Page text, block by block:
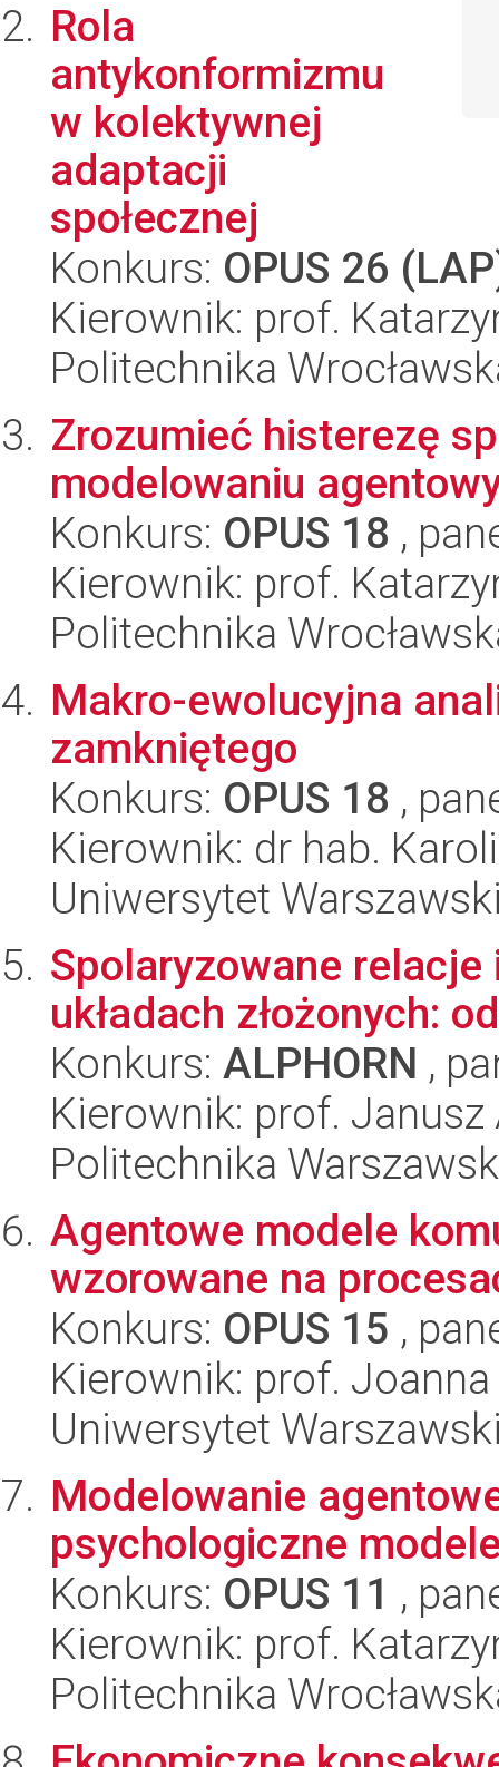
Rola
antykonformizmu
w kolektywnej
adaptacji
społecznej
Konkurs: OPUS 26
Kierownik: prof.
Politechnika
Zrozumieć histerezę
modelowaniu
Konkurs: OPUS 18 ,
Kierownik: prof.
Politechnika
Makro-ewolucyjna
zamkniętego
Konkurs: OPUS 18 ,
Kierownik: dr hab.
Uniwersytet
Spolaryzowane
układach złożonych:
Konkurs: ALPHORN ,
Kierownik: prof. Janusz
Politechnika
Agentowe modele
wzorowane na
Konkurs: OPUS 15 ,
Kierownik: prof.
Uniwersytet
Modelowanie
psychologiczne
Konkurs: OPUS 11 ,
Kierownik: prof.
Politechnika